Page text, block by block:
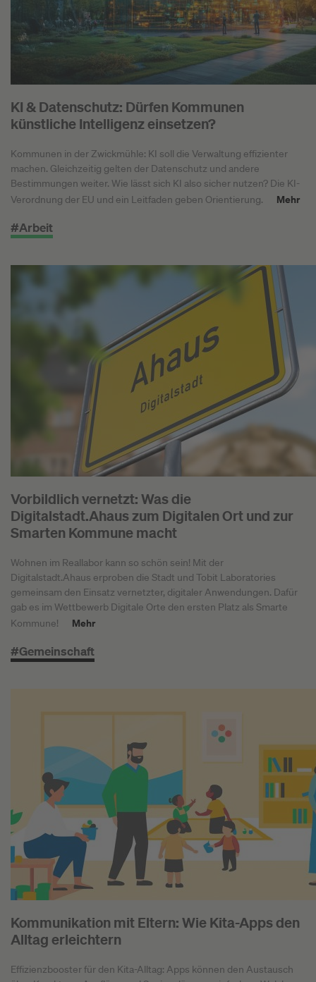
KI & Datenschutz: Dürfen Kommunen
künstliche Intelligenz einsetzen?
Kommunen in der Zwickmühle: KI soll die Verwaltung effizienter
machen. Gleichzeitig gelten der Datenschutz und andere
Bestimmungen weiter. Wie lässt sich KI also sicher nutzen? Die KI-
Verordnung der EU und ein Leitfaden geben Orientierung.
Mehr
#Arbeit
Vorbildlich vernetzt: Was die
Digitalstadt.Ahaus zum Digitalen Ort und zur
Smarten Kommune macht
Wohnen im Reallabor kann so schön sein! Mit der
Digitalstadt.Ahaus erproben die Stadt und Tobit Laboratories
gemeinsam den Einsatz vernetzter, digitaler Anwendungen. Dafür
gab es im Wettbewerb Digitale Orte den ersten Platz als Smarte
Kommune!
Mehr
#Gemeinschaft
Kommunikation mit Eltern: Wie Kita-Apps den
Alltag erleichtern
Effizienzbooster für den Kita-Alltag: Apps können den Austausch